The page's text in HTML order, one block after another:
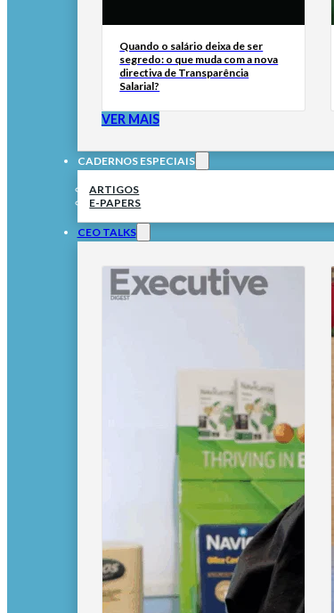
Quando o salário deixa de ser
segredo: o que muda com a nova
directiva de Transparência
Salarial?
VER MAIS
CADERNOS ESPECIAIS
ARTIGOS
E-PAPERS
CEO TALKS